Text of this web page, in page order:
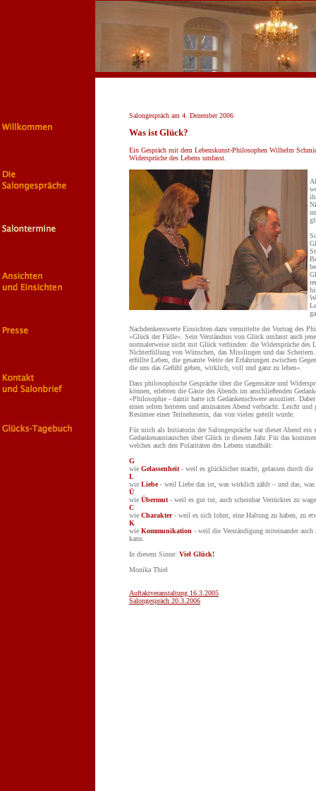
Salongespräch am 4. Dezember 2006
Was ist Glück?
Ein Gespräch mit dem Lebenskunst-Philosophen Wilhelm
Widersprüche des Lebens umfasst.
Nachdenkenswerte Einsichten dazu vermittelte der Vortrag des
»Glück der Fülle«. Sein Verständnis von Glück umfasst auch
normalerweise nicht mit Glück verbinden: die Widersprüche des
Nichterfüllung von Wünschen, das Misslingen und das
erfüllte Leben, die gesamte Weite der Erfahrungen zwischen
die uns das Gefühl geben, wirklich, voll und ganz zu leben«.
Dass philosophische Gespräche über die Gegensätze und
können, erlebten die Gäste des Abends im anschließenden
»Philosophie - damit hatte ich Gedankenschwere assoziiert.
einen selten heiteren und amüsanten Abend verbracht. Leicht
Resümee einer Teilnehmerin, das von vielen geteilt wurde.
Für mich als Initiatorin der Salongespräche war dieser Abend ein
Gedankenaustausches über Glück in diesem Jahr. Für das
welches auch den Polaritäten des Lebens standhält:
G
wie Gelassenheit - weil es glücklicher macht, gelassen durch die
L
wie Liebe- weil Liebe das ist, was wirklich zählt – und das,
Ü
wie Übermut - weil es gut tut, auch scheinbar Verrücktes zu
C
wie Charakter- weil es sich lohnt, eine Haltung zu haben, zu
K
wie Kommunikation - weil die Verständigung miteinander auch
kann.
In diesem Sinne: Viel Glück!
Monika Thiel
Auftaktveranstaltung 16.3.2005
Salongespräch 20.3.2006